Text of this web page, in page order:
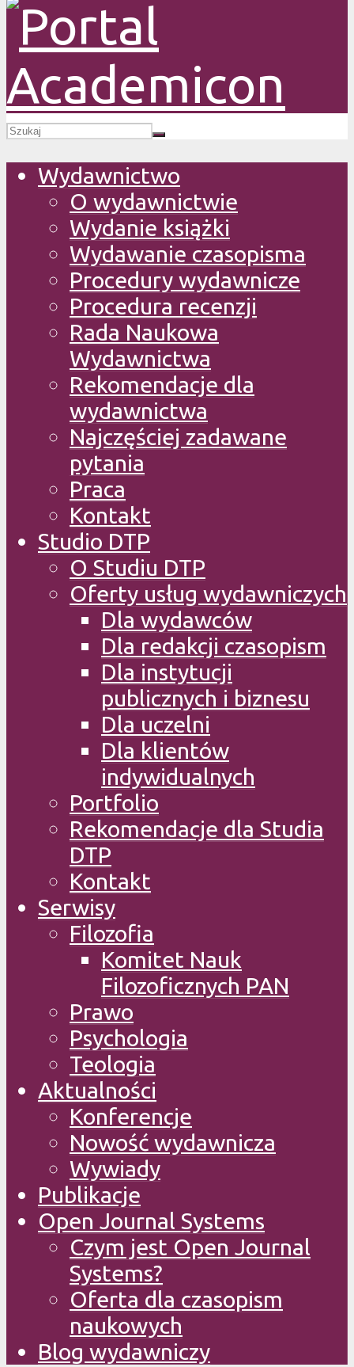
Wydawnictwo
O wydawnictwie
Wydanie książki
Wydawanie czasopisma
Procedury wydawnicze
Procedura recenzji
Rada Naukowa
Wydawnictwa
Rekomendacje dla
wydawnictwa
Najczęściej zadawane
pytania
Praca
Kontakt
Studio DTP
O Studiu DTP
Oferty usług wydawniczych
Dla wydawców
Dla redakcji czasopism
Dla instytucji
publicznych i biznesu
Dla uczelni
Dla klientów
indywidualnych
Portfolio
Rekomendacje dla Studia
DTP
Kontakt
Serwisy
Filozofia
Komitet Nauk
Filozoficznych PAN
Prawo
Psychologia
Teologia
Aktualności
Konferencje
Nowość wydawnicza
Wywiady
Publikacje
Open Journal Systems
Czym jest Open Journal
Systems?
Oferta dla czasopism
naukowych
Blog wydawniczy